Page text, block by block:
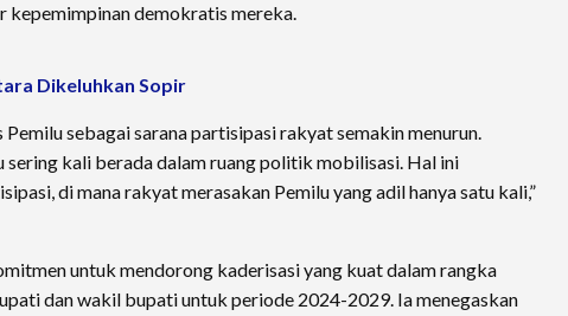
kepemimpinan demokratis mereka.
Dikeluhkan Sopir
sebagai sarana partisipasi rakyat semakin menurun.
sering kali berada dalam ruang politik mobilisasi. Hal ini
di mana rakyat merasakan Pemilu yang adil hanya satu kali,”
untuk mendorong kaderisasi yang kuat dalam rangka
dan wakil bupati untuk periode 2024-2029. Ia menegaskan